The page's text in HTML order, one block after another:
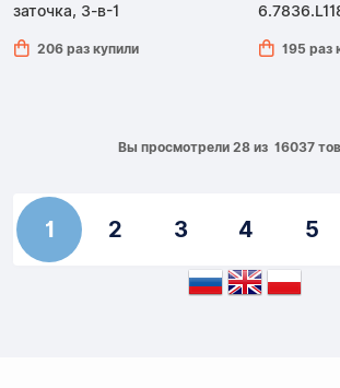
заточка, 3-в-1
206 раз купили 195 раз
Вы просмотрели 28 из 16037
1 2 3 4 5